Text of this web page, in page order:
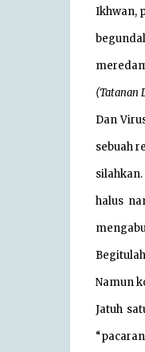
Ikhwan,
(Tatanan
Dan
sebuah
halus
Namun
Jatuh